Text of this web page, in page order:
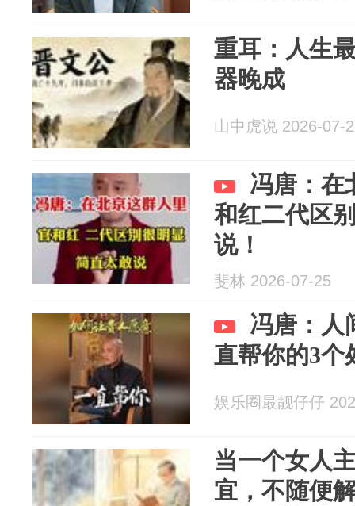
重耳：人生
器晚成
山中虎说 2026-07-
冯唐：在
和红二代区
说！
斐林 2026-07-25
冯唐：人
直帮你的3个
娱乐圈最靓仔仔
当一个女人
宜，不随便